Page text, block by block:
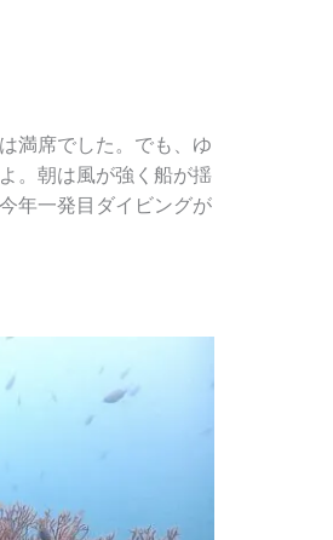
満席でした。でも、ゆ
。朝は風が強く船が揺
年一発目ダイビングが